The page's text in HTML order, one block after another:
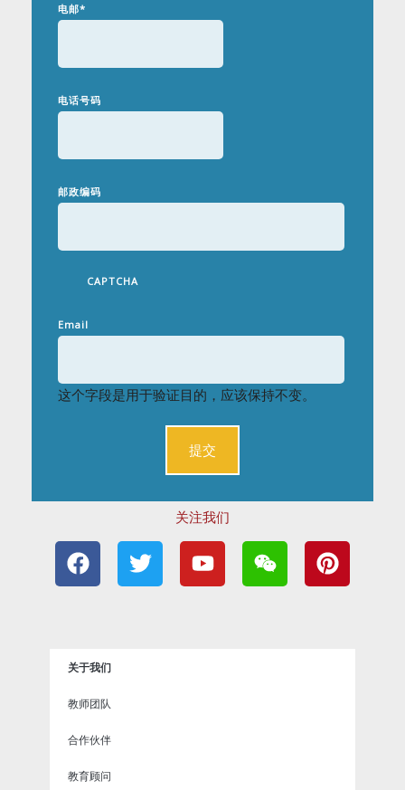
电邮*
电话号码
邮政编码
CAPTCHA
Email
这个字段是用于验证目的，应该保持不变。
关注我们
F
a
c
o
k
T
w
i
Y
o
u
W
e
i
P
i
n
关于我们
教师团队
合作伙伴
教育顾问